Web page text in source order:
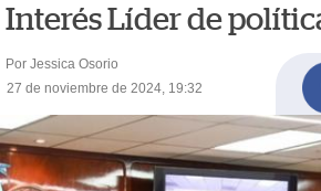
Interés Líder de
Por Jessica Osorio
27 de noviembre de 2024, 19:32